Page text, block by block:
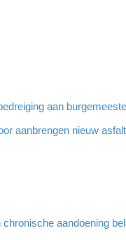
aan
aanbrengen nieuw asfalt
aandoening